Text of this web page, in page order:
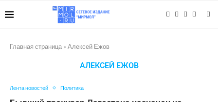
Главная страница » Алексей Ежов
АЛЕКСЕЙ ЕЖОВ
Лента новостей Политика